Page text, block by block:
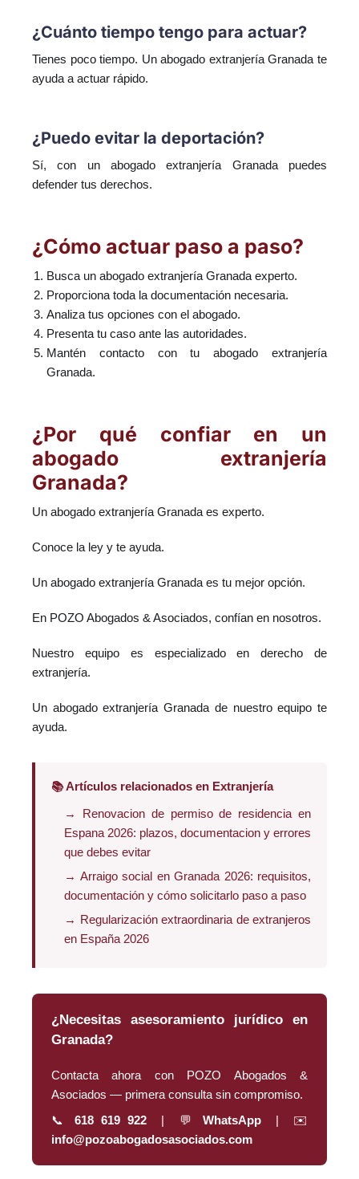
¿Cuánto tiempo tengo para actuar?
Tienes poco tiempo. Un abogado extranjería Granada te
ayuda a actuar rápido.
¿Puedo evitar la deportación?
Sí, con un abogado extranjería Granada puedes
defender tus derechos.
¿Cómo actuar paso a paso?
Busca un abogado extranjería Granada experto.
Proporciona toda la documentación necesaria.
Analiza tus opciones con el abogado.
Presenta tu caso ante las autoridades.
Mantén contacto con tu abogado extranjería
Granada.
¿Por qué confiar en un
abogado extranjería
Granada?
Un abogado extranjería Granada es experto.
Conoce la ley y te ayuda.
Un abogado extranjería Granada es tu mejor opción.
En POZO Abogados & Asociados, confían en nosotros.
Nuestro equipo es especializado en derecho de
extranjería.
Un abogado extranjería Granada de nuestro equipo te
ayuda.
📚 Artículos relacionados en Extranjería
→ Renovacion de permiso de residencia en
Espana 2026: plazos, documentacion y errores
que debes evitar
→ Arraigo social en Granada 2026: requisitos,
documentación y cómo solicitarlo paso a paso
→ Regularización extraordinaria de extranjeros
en España 2026
¿Necesitas asesoramiento jurídico en
Granada?
Contacta ahora con POZO Abogados &
Asociados — primera consulta sin compromiso.
📞618 619 922 | 💬 WhatsApp| ✉️
info@pozoabogadosasociados.com